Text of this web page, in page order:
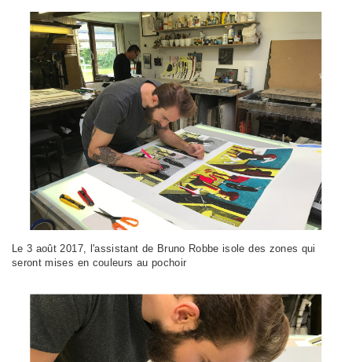
Le 3 août 2017, l'assistant de Bruno Robbe isole des zones qui
seront mises en couleurs au pochoir